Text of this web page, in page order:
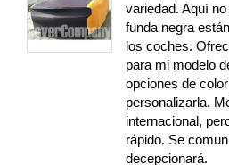
variedad. Aquí
funda negra
los coches.
para mi modelo
opciones de
personalizarla.
internacional,
rápido. Se
decepcionará.